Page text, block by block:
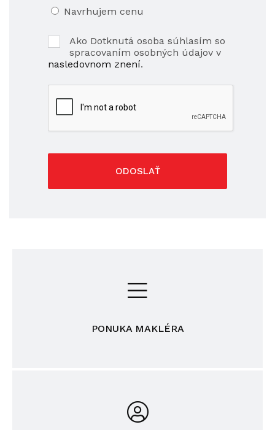
Navrhujem cenu
Ako Dotknutá osoba súhlasím so
spracovaním osobných údajov v
nasledovnom znení.
ODOSLAŤ
PONUKA MAKLÉRA